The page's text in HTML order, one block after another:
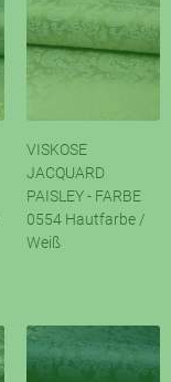
VISKOSE
JACQUARD
PAISLEY - FARBE
0554 Hautfarbe /
Weiß